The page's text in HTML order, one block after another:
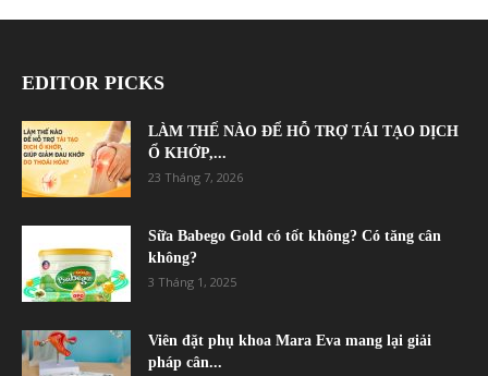
EDITOR PICKS
LÀM THẾ NÀO ĐỂ HỖ TRỢ TÁI TẠO DỊCH
Ổ KHỚP,...
23 Tháng 7, 2026
Sữa Babego Gold có tốt không? Có tăng cân
không?
3 Tháng 1, 2025
Viên đặt phụ khoa Mara Eva mang lại giải
pháp cân...